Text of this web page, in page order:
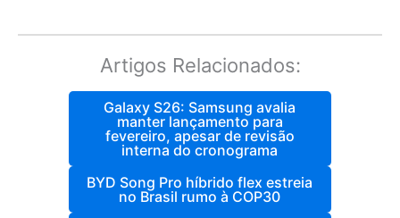
Artigos Relacionados:
Galaxy S26: Samsung avalia
manter lançamento para
fevereiro, apesar de revisão
interna do cronograma
BYD Song Pro híbrido flex estreia
no Brasil rumo à COP30